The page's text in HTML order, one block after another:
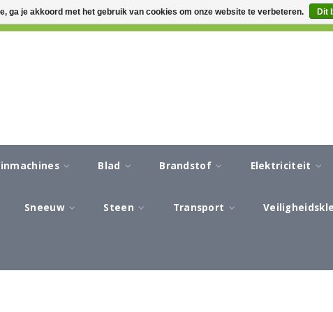
CIRCA 3-5 WERKDAGEN LEVERTIJD AFREKENEN IN EEN
Blad Brandstof Elektriciteit
Sneeuw Steen Transport
ga je akkoord met het gebruik van cookies om onze website te verbeteren. Dit